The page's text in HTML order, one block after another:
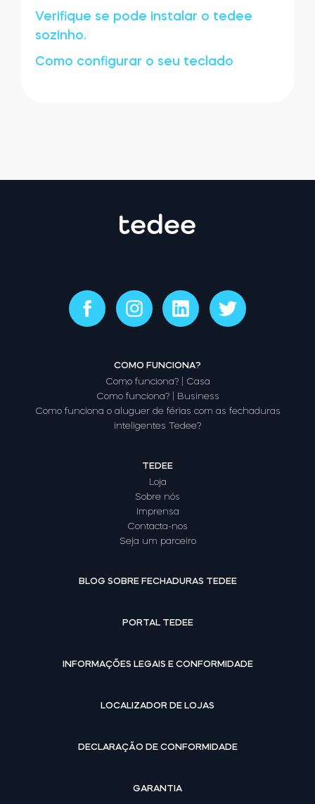
Verifique se pode instalar o tedee
sozinho.
Como configurar o seu teclado
COMO FUNCIONA?
Como funciona? | Casa
Como funciona? | Business
Como funciona o aluguer de férias com as fechaduras
inteligentes Tedee?
TEDEE
Loja
Sobre nós
Imprensa
Contacta-nos
Seja um parceiro
BLOG SOBRE FECHADURAS TEDEE
PORTAL TEDEE
INFORMAÇÕES LEGAIS E CONFORMIDADE
LOCALIZADOR DE LOJAS
DECLARAÇÃO DE CONFORMIDADE
GARANTIA